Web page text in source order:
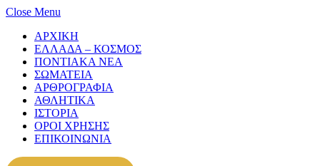
Close Menu
ΑΡΧΙΚΗ
ΕΛΛΑΔΑ – ΚΟΣΜΟΣ
ΠΟΝΤΙΑΚΑ ΝΕΑ
ΣΩΜΑΤΕΙΑ
ΑΡΘΡΟΓΡΑΦΙΑ
ΑΘΛΗΤΙΚΑ
ΙΣΤΟΡΙΑ
ΟΡΟΙ ΧΡΗΣΗΣ
ΕΠΙΚΟΙΝΩΝΙΑ